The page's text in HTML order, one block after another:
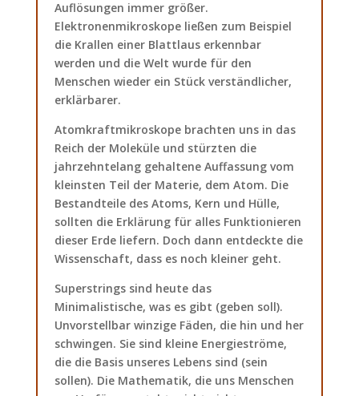
Auflösungen immer größer.
Elektronenmikroskope ließen zum Beispiel
die Krallen einer Blattlaus erkennbar
werden und die Welt wurde für den
Menschen wieder ein Stück verständlicher,
erklärbarer.
Atomkraftmikroskope brachten uns in das
Reich der Moleküle und stürzten die
jahrzehntelang gehaltene Auffassung vom
kleinsten Teil der Materie, dem Atom. Die
Bestandteile des Atoms, Kern und Hülle,
sollten die Erklärung für alles Funktionieren
dieser Erde liefern. Doch dann entdeckte die
Wissenschaft, dass es noch kleiner geht.
Superstrings sind heute das
Minimalistische, was es gibt (geben soll).
Unvorstellbar winzige Fäden, die hin und her
schwingen. Sie sind kleine Energieströme,
die die Basis unseres Lebens sind (sein
sollen). Die Mathematik, die uns Menschen